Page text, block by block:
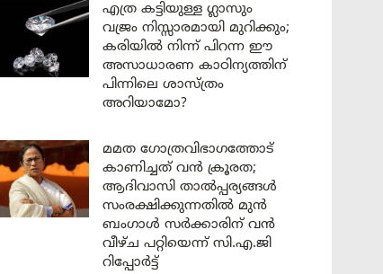
എത്ര കട്ടിയുള്ള ഗ്ലാസും
വജ്രം നിസ്സാരമായി മുറിക്കും;
കരിയിൽ നിന്ന് പിറന്ന ഈ
അസാധാരണ കാഠിന്യത്തിന്
പിന്നിലെ ശാസ്ത്രം
അറിയാമോ?
മമത ഗോത്രവിഭാഗത്തോട്
കാണിച്ചത് വൻ ക്രൂരത;
ആദിവാസി താൽപ്പര്യങ്ങൾ
സംരക്ഷിക്കുന്നതിൽ മുൻ
ബംഗാൾ സർക്കാരിന് വൻ
വീഴ്ച പറ്റിയെന്ന് സി.എ.ജി
റിപ്പോർട്ട്